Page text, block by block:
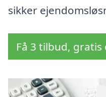
sikker
Få 3 tilbud,